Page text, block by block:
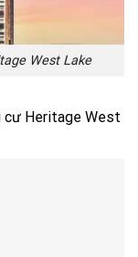
West Lake
cư Heritage West